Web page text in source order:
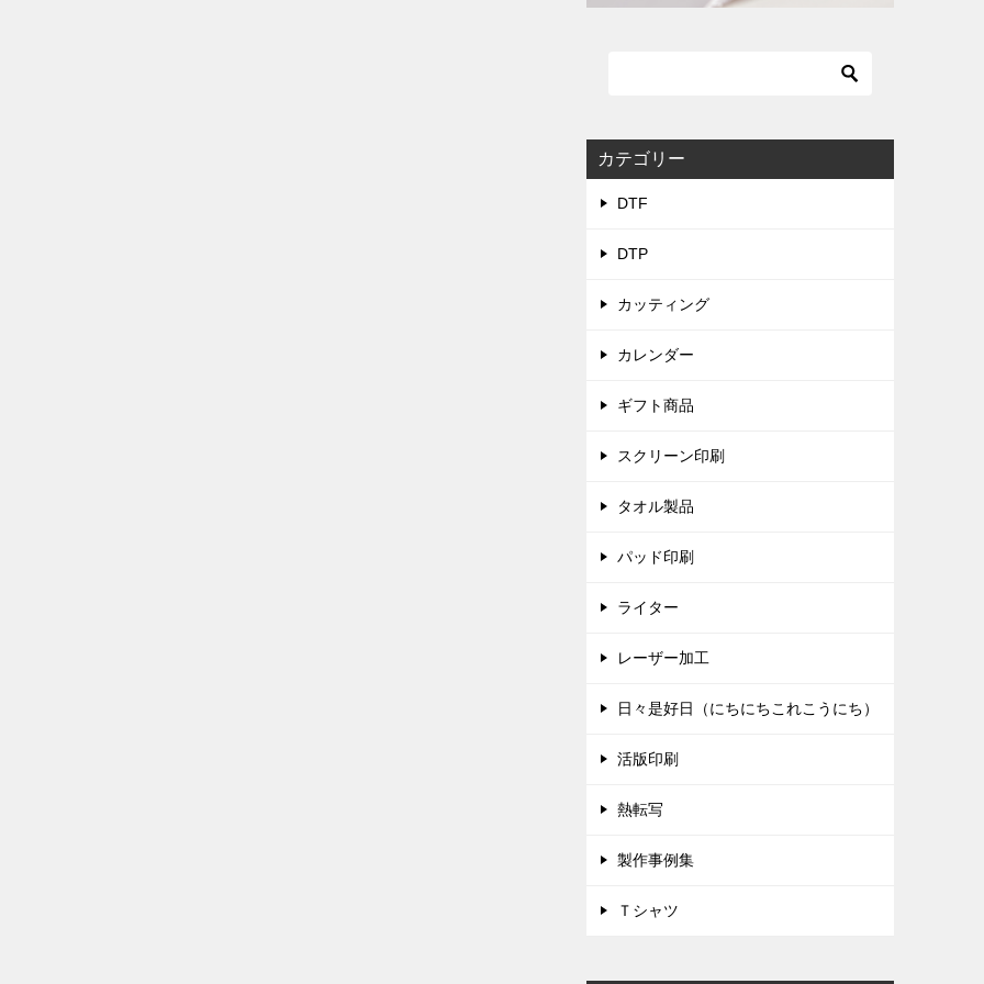
カテゴリー
DTF
DTP
カッティング
カレンダー
ギフト商品
スクリーン印刷
タオル製品
パッド印刷
ライター
レーザー加工
日々是好日（にちにちこれこうにち）
活版印刷
熱転写
製作事例集
Ｔシャツ